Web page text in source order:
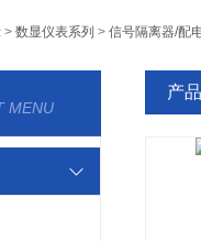
> 数显仪表系列 > 信号隔离器/配
MENU
产